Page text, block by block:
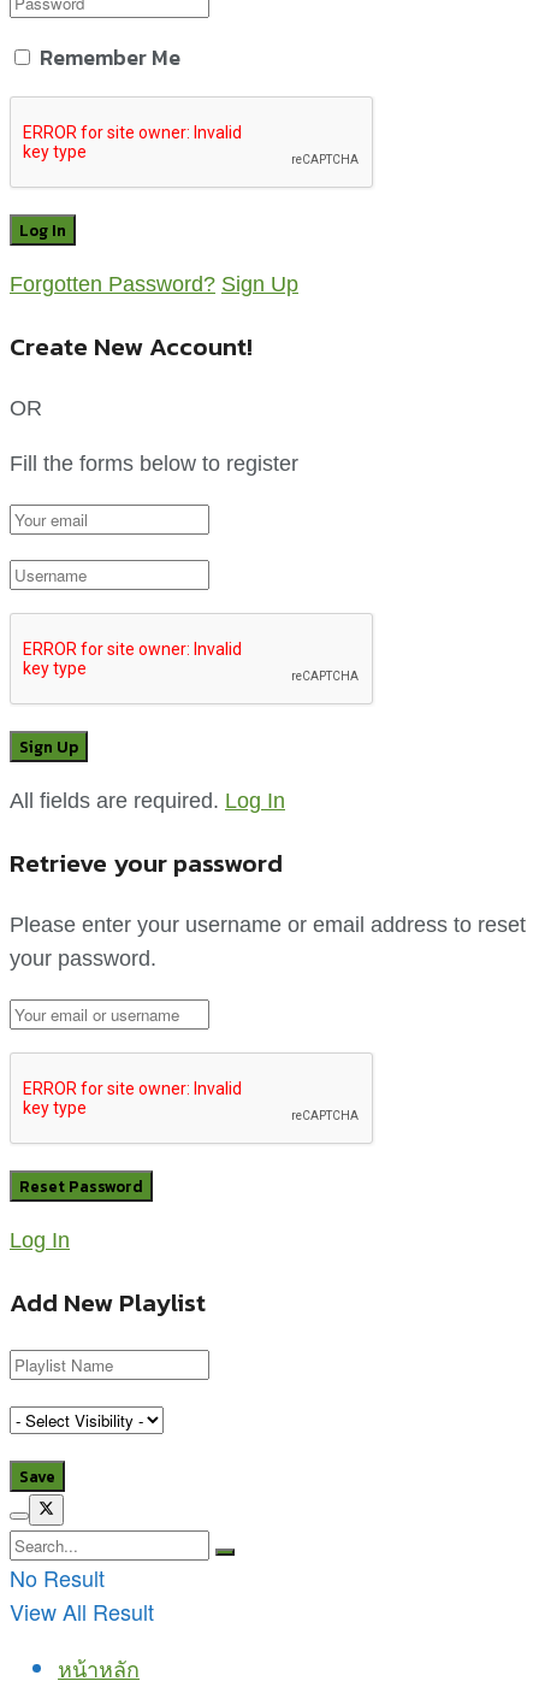
Remember Me
Forgotten Password? Sign Up
Create New Account!
OR
Fill the forms below to register
All fields are required. Log In
Retrieve your password
Please enter your username or email address to reset
your password.
Log In
Add New Playlist
No Result
View All Result
หน้าหลัก